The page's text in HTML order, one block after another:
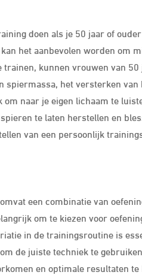
doen als je 50 jaar of
het aanbevolen worden om
kunnen vrouwen van
het versterken
naar je eigen lichaam te
te laten herstellen en
van een persoonlijk
een combinatie van
om te kiezen voor
in de trainingsroutine is
de juiste techniek te
en optimale resultaten te